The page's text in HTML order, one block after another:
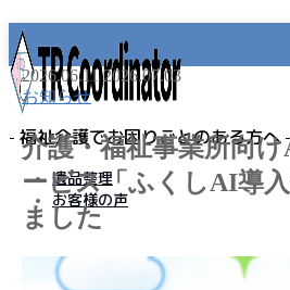
- 福祉介護でお困りごとのある方へ -
遺品整理
お客様の声
事業所名
2026.06.112026.07.03
お知らせ
介護・福祉事業所向
ービス「ふくしAI導
ました